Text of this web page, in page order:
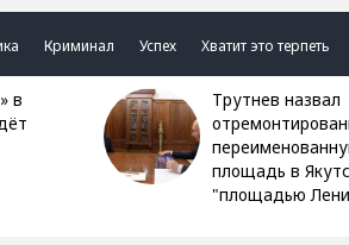
Криминал Успех Хватит это терпеть
Трутнев назвал
площадь в
"площадью